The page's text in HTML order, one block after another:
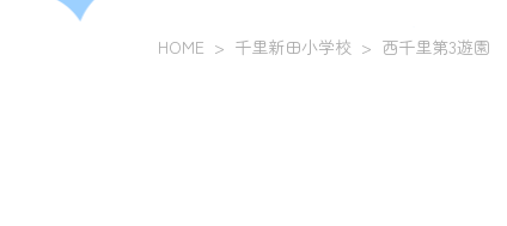
HOME 千里新田小学校 西千里第3遊園